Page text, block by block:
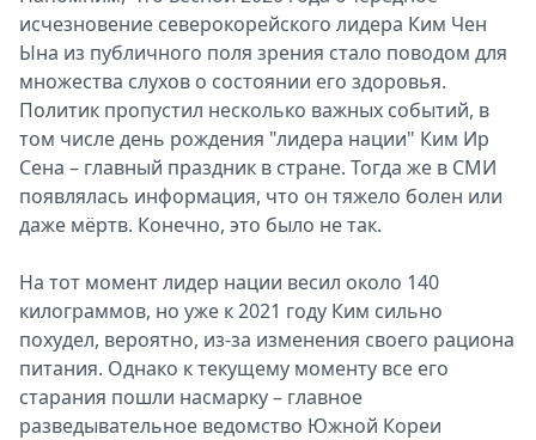
исчезновение северокорейского лидера Ким Чен
Ына из публичного поля зрения стало поводом для
множества слухов о состоянии его здоровья.
Политик пропустил несколько важных событий, в
том числе день рождения "лидера нации" Ким Ир
Сена – главный праздник в стране. Тогда же в СМИ
появлялась информация, что он тяжело болен или
даже мёртв. Конечно, это было не так.
На тот момент лидер нации весил около 140
килограммов, но уже к 2021 году Ким сильно
похудел, вероятно, из-за изменения своего рациона
питания. Однако к текущему моменту все его
старания пошли насмарку – главное
разведывательное ведомство Южной Кореи